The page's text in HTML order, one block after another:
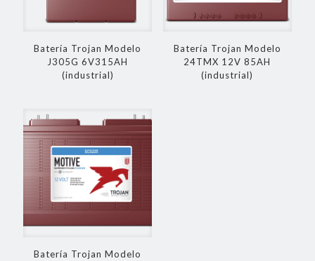
Batería Trojan Modelo
J305G 6V315AH
(industrial)
Batería Trojan Modelo
24TMX 12V 85AH
(industrial)
Batería Trojan Modelo